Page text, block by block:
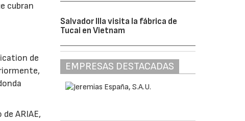
cubran
de
ARIAE,
Salvador Illa visita la fábrica de
Tucai en Vietnam
EMPRESAS DESTACADAS